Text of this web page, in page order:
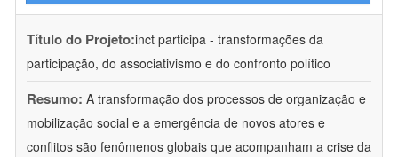
Título do Projeto:inct participa - transformações da
participação, do associativismo e do confronto político
Resumo: A transformação dos processos de organização e
mobilização social e a emergência de novos atores e
conflitos são fenômenos globais que acompanham a crise da